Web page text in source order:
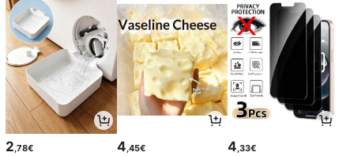
2,78€ 4,45€ 4,33€